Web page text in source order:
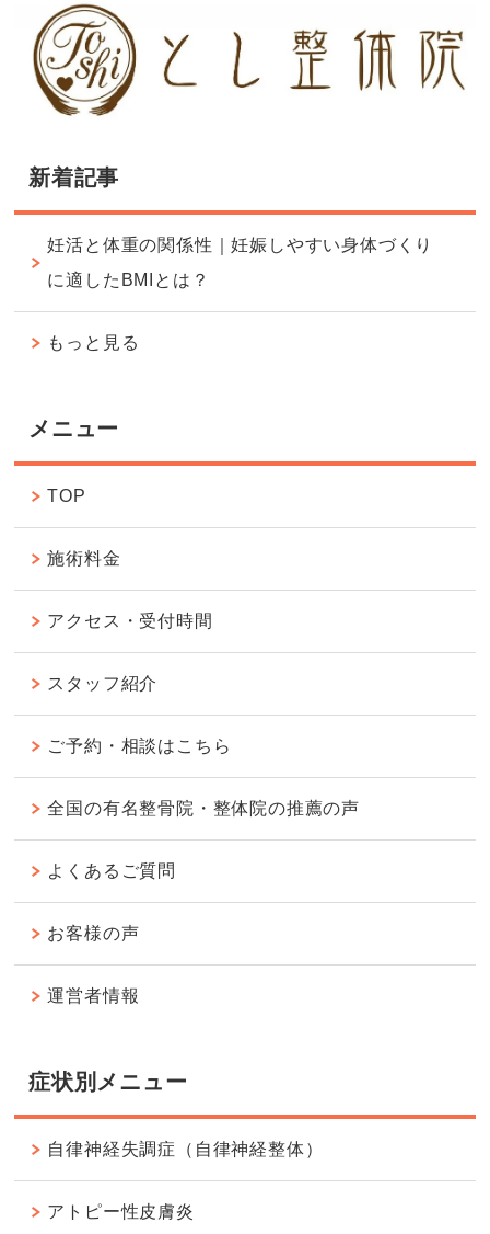
新着記事
妊活と体重の関係性｜妊娠しやすい身体づくり
に適したBMIとは？
もっと見る
メニュー
TOP
施術料金
アクセス・受付時間
スタッフ紹介
ご予約・相談はこちら
全国の有名整骨院・整体院の推薦の声
よくあるご質問
お客様の声
運営者情報
症状別メニュー
自律神経失調症（自律神経整体）
アトピー性皮膚炎